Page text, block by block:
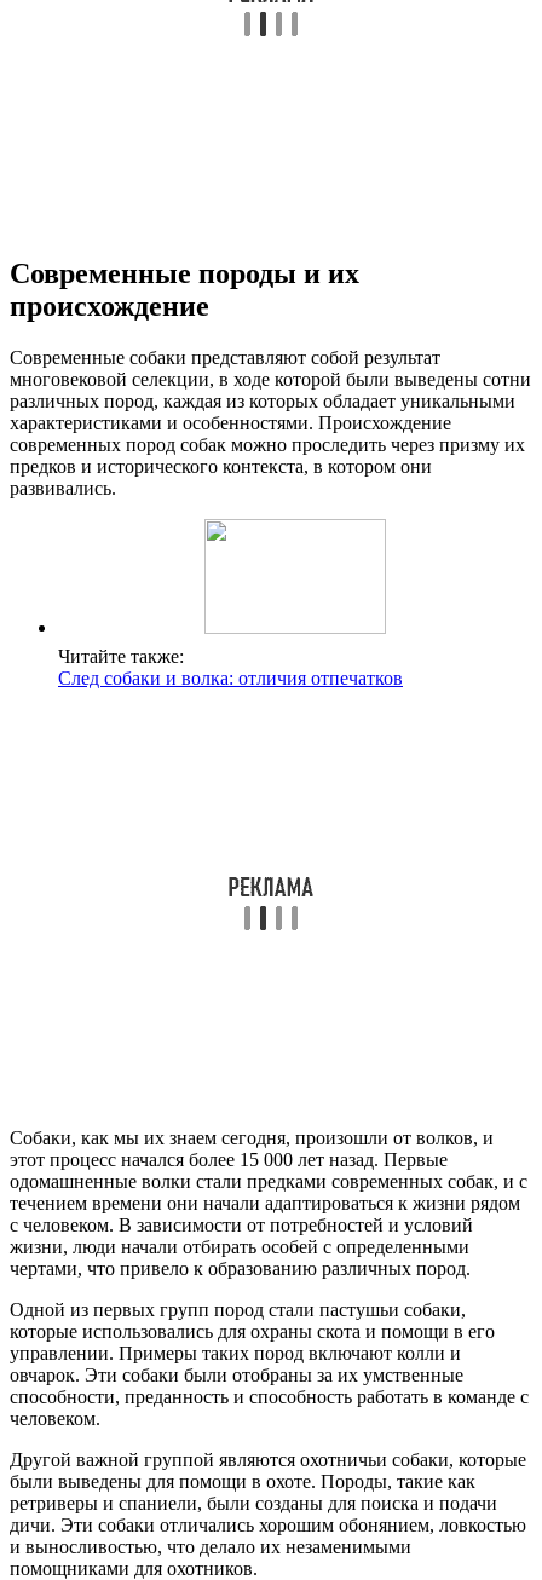
Современные породы и их
происхождение
Современные собаки представляют собой результат
многовековой селекции, в ходе которой были выведены сотни
различных пород, каждая из которых обладает уникальными
характеристиками и особенностями. Происхождение
современных пород собак можно проследить через призму их
предков и исторического контекста, в котором они
развивались.
Читайте также:
След собаки и волка: отличия отпечатков
Собаки, как мы их знаем сегодня, произошли от волков, и
этот процесс начался более 15 000 лет назад. Первые
одомашненные волки стали предками современных собак, и с
течением времени они начали адаптироваться к жизни рядом
с человеком. В зависимости от потребностей и условий
жизни, люди начали отбирать особей с определенными
чертами, что привело к образованию различных пород.
Одной из первых групп пород стали пастушьи собаки,
которые использовались для охраны скота и помощи в его
управлении. Примеры таких пород включают колли и
овчарок. Эти собаки были отобраны за их умственные
способности, преданность и способность работать в команде с
человеком.
Другой важной группой являются охотничьи собаки, которые
были выведены для помощи в охоте. Породы, такие как
ретриверы и спаниели, были созданы для поиска и подачи
дичи. Эти собаки отличались хорошим обонянием, ловкостью
и выносливостью, что делало их незаменимыми
помощниками для охотников.